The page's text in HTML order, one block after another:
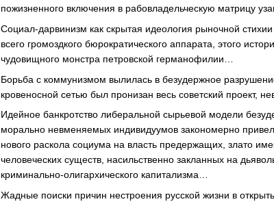
пожизненного включения в рабовладельческую матрицу
Социал-дарвинизм как скрытая идеология рыночной
всего громоздкого бюрократического аппарата, этого
чудовищного монстра петровской германофилии…
Борьба с коммунизмом вылилась в безудержное
кровеносной сетью был пронизан весь советский проект,
Идейное банкротство либеральной сырьевой модели
морально невменяемых индивидуумов закономерно
нового раскола социума на власть предержащих, злато
человеческих существ, насильственно закланных на
криминально-олигархического капитализма…
Жадные поиски причин нестроения русской жизни в